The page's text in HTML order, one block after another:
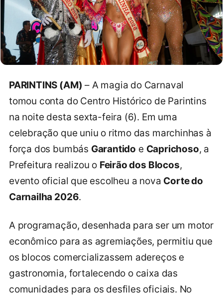
PARINTINS (AM) – A magia do Carnaval
tomou conta do Centro Histórico de Parintins
na noite desta sexta-feira (6). Em uma
celebração que uniu o ritmo das marchinhas à
força dos bumbás Garantido e Caprichoso, a
Prefeitura realizou o Feirão dos Blocos,
evento oficial que escolheu a nova Corte do
Carnailha 2026.
A programação, desenhada para ser um motor
econômico para as agremiações, permitiu que
os blocos comercializassem adereços e
gastronomia, fortalecendo o caixa das
comunidades para os desfiles oficiais. No